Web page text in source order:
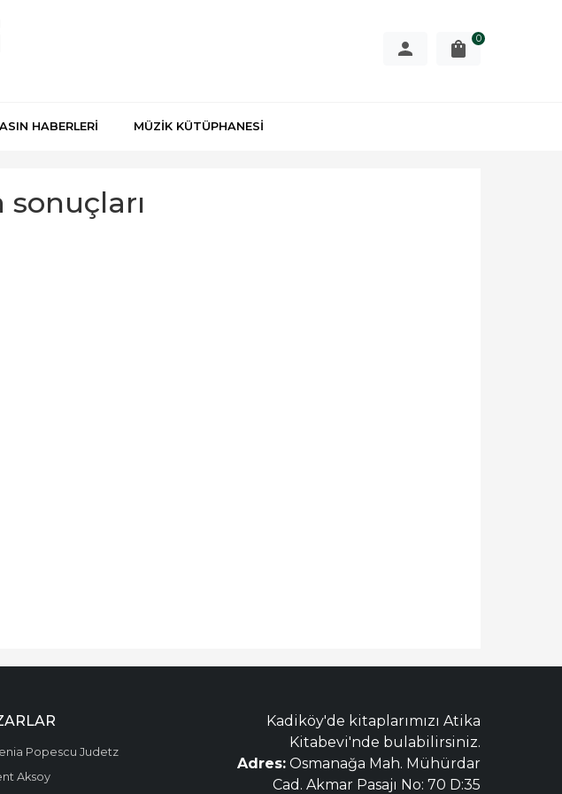
0
HABERLERİ MÜZİK KÜTÜPHANESİ
Popescu Judetz
Aksoy
Kadiköy'de kitaplarımızı Atika
Kitabevi'nde bulabilirsiniz.
Adres: Osmanağa Mah. Mühürdar
Cad. Akmar Pasajı No: 70 D:35